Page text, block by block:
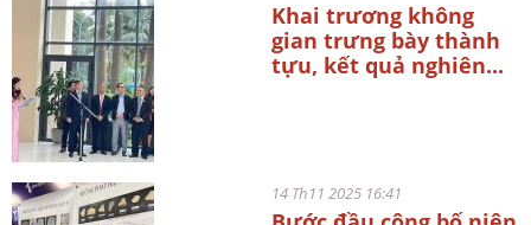
Khai trương không
gian trưng bày thành
tựu, kết quả nghiên...
14 Th11 2025 16:41